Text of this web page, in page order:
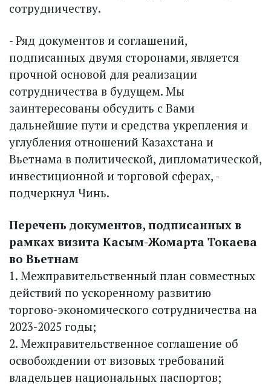
сотрудничеству.
- Ряд документов и соглашений,
подписанных двумя сторонами, является
прочной основой для реализации
сотрудничества в будущем. Мы
заинтересованы обсудить с Вами
дальнейшие пути и средства укрепления и
углубления отношений Казахстана и
Вьетнама в политической, дипломатической,
инвестиционной и торговой сферах, -
подчеркнул Чинь.
Перечень документов, подписанных в
рамках визита Касым-Жомарта Токаева
во Вьетнам
1. Межправительственный план совместных
действий по ускоренному развитию
торгово-экономического сотрудничества на
2023-2025 годы;
2. Межправительственное соглашение об
освобождении от визовых требований
владельцев национальных паспортов;